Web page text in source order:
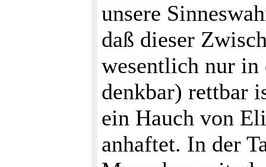
unsere
daß dieser
wesentlich nur
denkbar) rettbar
ein Hauch von
anhaftet. In der